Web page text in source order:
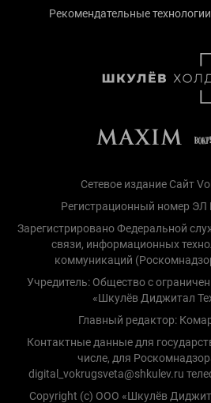
Рекомендательные технологии
Сетевое издание Сайт
Регистрационный номер
Зарегистрировано Федеральной
связи, информационных
коммуникаций
Учредитель: Общество с
«Шкулёв Диджитал
Главный редактор:
Контактные данные для
числе, для
digital_vokrugsveta@shkulev.ru
Copyright (с) ООО «Шкулёв